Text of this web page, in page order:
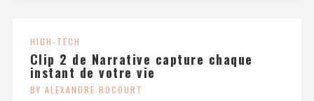
HIGH-TECH
Clip 2 de Narrative capture chaque
instant de votre vie
BY ALEXANDRE ROCOURT